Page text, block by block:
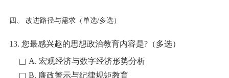
四、 改进路径与需求（单选/多选）
13. 您最感兴趣的思想政治教育内容是?（多选）
A. 宏观经济与数字经济形势分析
B. 廉政警示与纪律规矩教育